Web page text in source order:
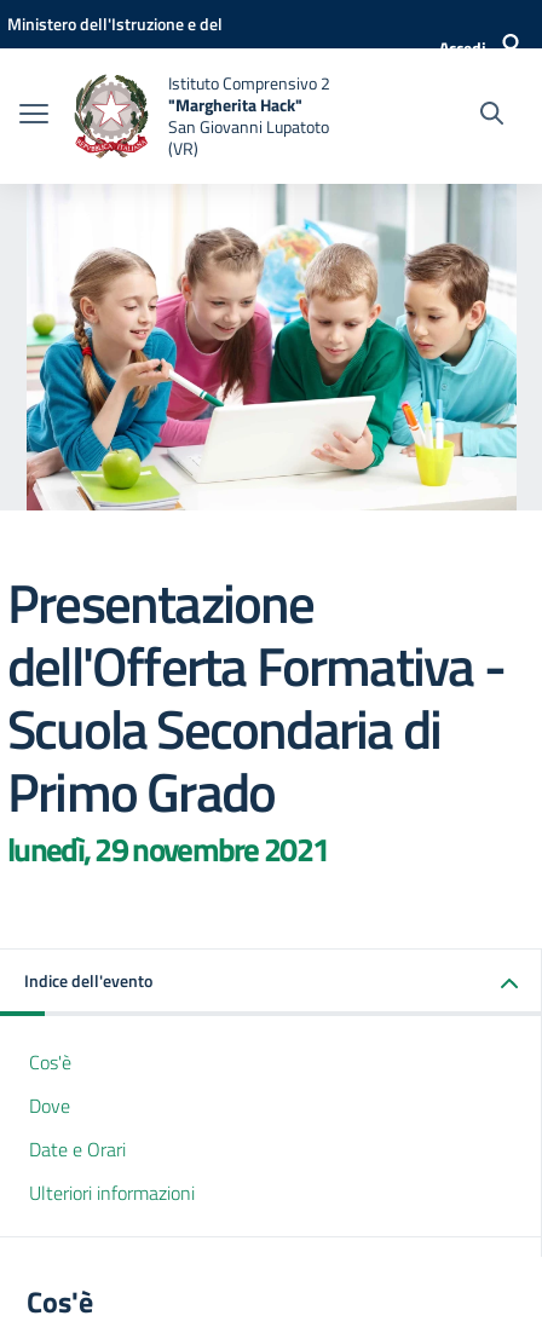
Vai ai contenuti
Vai al menu di navigazione
Vai al footer
Ministero dell'Istruzione e del
Accedi
Istituto Comprensivo 2
"Margherita Hack"
San Giovanni Lupatoto
(VR)
Presentazione
dell'Offerta Formativa -
Scuola Secondaria di
Primo Grado
lunedì, 29 novembre 2021
Indice dell'evento
Cos'è
Dove
Date e Orari
Ulteriori informazioni
Cos'è